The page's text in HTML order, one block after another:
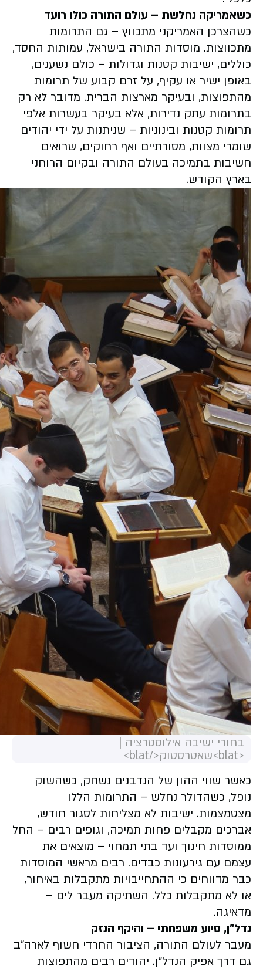
כשאמריקה נחלשת – עולם התורה כולו רועד
כשהצרכן האמריקני מתכווץ – גם התרומות
מתכווצות. מוסדות התורה בישראל, עמותות החסד,
כוללים, ישיבות קטנות וגדולות – כולם נשענים,
באופן ישיר או עקיף, על זרם קבוע של תרומות
מהתפוצות, ובעיקר מארצות הברית. מדובר לא רק
בתרומות עתק נדירות, אלא בעיקר בעשרות אלפי
תרומות קטנות ובינוניות – שניתנות על ידי יהודים
שומרי מצוות, מסורתיים ואף רחוקים, שרואים
חשיבות בתמיכה בעולם התורה ובקיום הרוחני
בארץ הקודש.
בחורי ישיבה אילוסטרציה |
<blat>שאטרסטוק</blat>
כאשר שווי ההון של הנדבנים נשחק, כשהשוק
נופל, כשהדולר נחלש – התרומות הללו
מצטמצמות. ישיבות לא מצליחות לסגור חודש,
אברכים מקבלים פחות תמיכה, וגופים רבים – החל
ממוסדות חינוך ועד בתי תמחוי – מוצאים את
עצמם עם גירעונות כבדים. רבים מראשי המוסדות
כבר מדווחים כי ההתחייבויות מתקבלות באיחור,
או לא מתקבלות כלל. השתיקה מעבר לים –
מדאיגה.
נדל”ן, סיוע משפחתי – והיקף הנזק
מעבר לעולם התורה, הציבור החרדי חשוף לארה”ב
גם דרך אפיק הנדל”ן. יהודים רבים מהתפוצות